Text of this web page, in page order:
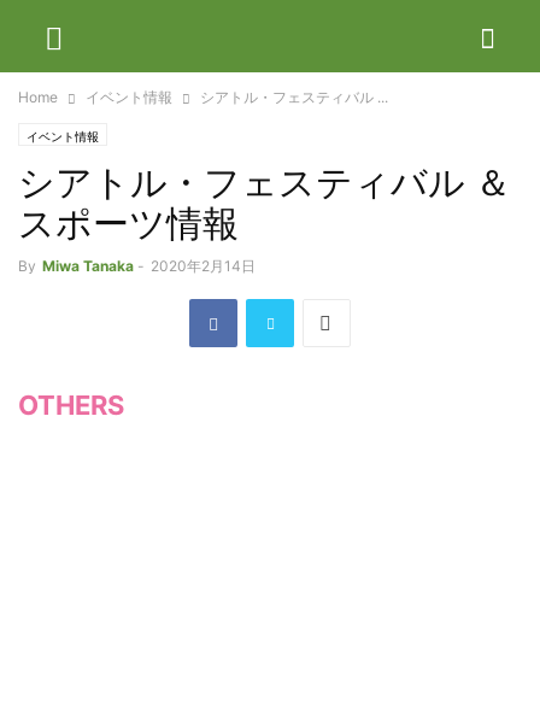
Home イベント情報 シアトル・フェスティバル ...
イベント情報
シアトル・フェスティバル ＆
スポーツ情報
By Miwa Tanaka - 2020年2月14日
OTHERS